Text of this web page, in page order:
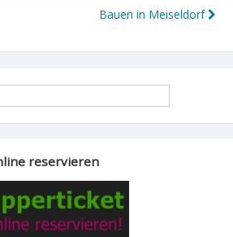
Bauen in Meiseldorf
reservieren